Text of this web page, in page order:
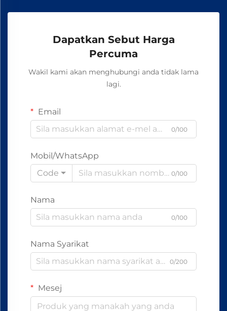
Dapatkan Sebut Harga
Percuma
Wakil kami akan menghubungi anda tidak lama
lagi.
Email
0/100
Mobil/WhatsApp
Code
0/100
Nama
0/100
Nama Syarikat
0/200
Mesej